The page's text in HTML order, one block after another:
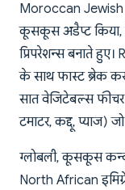
Moroccan
कूसकूस अडैप्ट किया,
प्रिपरेशन्स बनाते
के साथ फास्ट ब्रेक
सात वेजिटेबल्स फीचर
टमाटर, कद्दू, प्याज)
ग्लोबली, कूसकूस
North African